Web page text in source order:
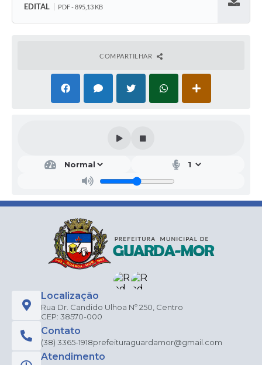
EDITAL
PDF - 895,13 KB
COMPARTILHAR
Localização
Rua Dr. Candido Ulhoa Nº 250, Centro
CEP: 38570-000
Contato
(38) 3365-1918prefeituraguardamor@gmail.com
Atendimento